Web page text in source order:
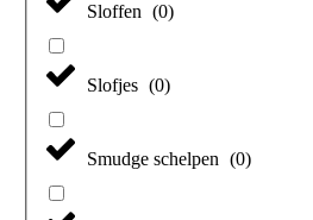
Sloffen (0)
Slofjes (0)
Smudge schelpen (0)